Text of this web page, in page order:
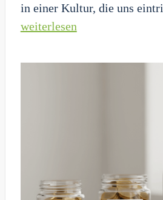
in einer Kultur, die uns
weiterlesen